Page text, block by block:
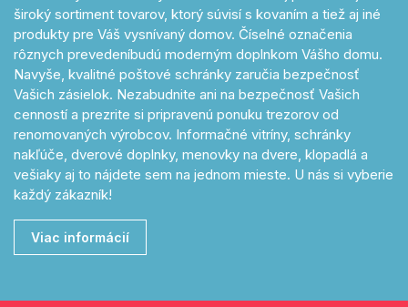
široký sortiment tovarov, ktorý súvisí s kovaním a tiež aj iné
produkty pre Váš vysnívaný domov. Číselné označenia
rôznych prevedeníbudú moderným doplnkom Vášho domu.
Navyše, kvalitné poštové schránky zaručia bezpečnosť
Vašich zásielok. Nezabudnite ani na bezpečnosť Vašich
cenností a prezrite si pripravenú ponuku trezorov od
renomovaných výrobcov. Informačné vitríny, schránky
nakľúče, dverové doplnky, menovky na dvere, klopadlá a
vešiaky aj to nájdete sem na jednom mieste. U nás si vyberie
každý zákazník!
Viac informácií